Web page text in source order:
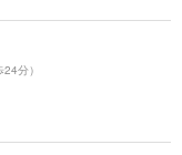
24分）